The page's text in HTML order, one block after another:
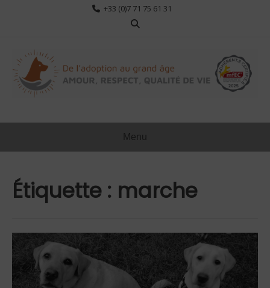
+33 (0)7 71 75 61 31
Menu
Étiquette : marche